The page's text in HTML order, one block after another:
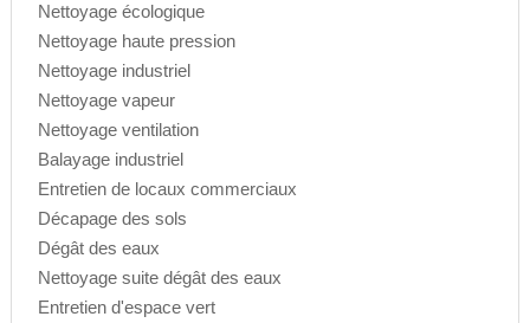
Nettoyage écologique
Nettoyage haute pression
Nettoyage industriel
Nettoyage vapeur
Nettoyage ventilation
Balayage industriel
Entretien de locaux commerciaux
Décapage des sols
Dégât des eaux
Nettoyage suite dégât des eaux
Entretien d'espace vert